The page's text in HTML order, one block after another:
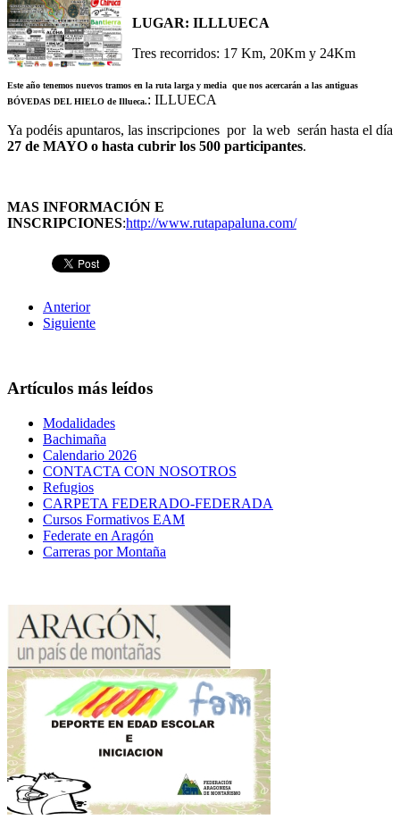
LUGAR: ILLLUECA
Tres recorridos: 17 Km, 20Km y 24Km
Este año tenemos nuevos tramos en la ruta larga y media que nos acercarán a las antiguas
BÓVEDAS DEL HIELO de Illueca.: ILLUECA
Ya podéis apuntaros, las inscripciones por la web serán hasta el día
27 de MAYO o hasta cubrir los 500 participantes.
MAS INFORMACIÓN E
INSCRIPCIONES:http://www.rutapapaluna.com/
Anterior
Siguiente
Artículos más leídos
Modalidades
Bachimaña
Calendario 2026
CONTACTA CON NOSOTROS
Refugios
CARPETA FEDERADO-FEDERADA
Cursos Formativos EAM
Federate en Aragón
Carreras por Montaña